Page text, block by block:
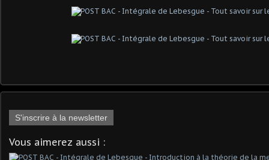
S'inscrire à la newsletter
Vous aimerez aussi :